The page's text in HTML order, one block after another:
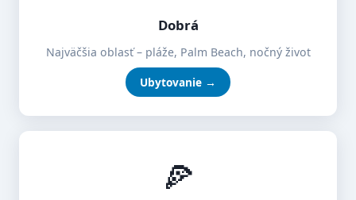
Dobrá
Najväčšia oblasť – pláže, Palm Beach, nočný život
Ubytovanie →
🍕